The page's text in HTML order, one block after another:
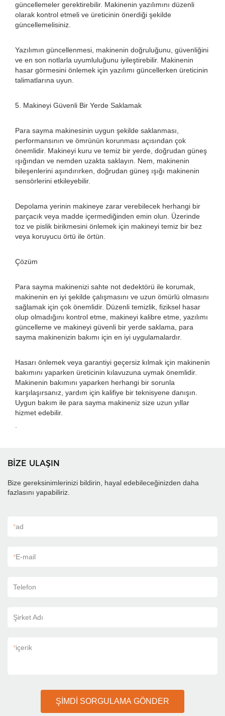
güncellemeler gerektirebilir. Makinenin yazılımını düzenli
olarak kontrol etmeli ve üreticinin önerdiği şekilde
güncellemelisiniz.
Yazılımın güncellenmesi, makinenin doğruluğunu, güvenliğini
ve en son notlarla uyumluluğunu iyileştirebilir. Makinenin
hasar görmesini önlemek için yazılımı güncellerken üreticinin
talimatlarına uyun.
5. Makineyi Güvenli Bir Yerde Saklamak
Para sayma makinesinin uygun şekilde saklanması,
performansının ve ömrünün korunması açısından çok
önemlidir. Makineyi kuru ve temiz bir yerde, doğrudan güneş
ışığından ve nemden uzakta saklayın. Nem, makinenin
bileşenlerini aşındırırken, doğrudan güneş ışığı makinenin
sensörlerini etkileyebilir.
Depolama yerinin makineye zarar verebilecek herhangi bir
parçacık veya madde içermediğinden emin olun. Üzerinde
toz ve pislik birikmesini önlemek için makineyi temiz bir bez
veya koruyucu örtü ile örtün.
Çözüm
Para sayma makinenizi sahte not dedektörü ile korumak,
makinenin en iyi şekilde çalışmasını ve uzun ömürlü olmasını
sağlamak için çok önemlidir. Düzenli temizlik, fiziksel hasar
olup olmadığını kontrol etme, makineyi kalibre etme, yazılımı
güncelleme ve makineyi güvenli bir yerde saklama, para
sayma makinenizin bakımı için en iyi uygulamalardır.
Hasarı önlemek veya garantiyi geçersiz kılmak için makinenin
bakımını yaparken üreticinin kılavuzuna uymak önemlidir.
Makinenin bakımını yaparken herhangi bir sorunla
karşılaşırsanız, yardım için kalifiye bir teknisyene danışın.
Uygun bakım ile para sayma makineniz size uzun yıllar
hizmet edebilir.
BİZE ULAŞIN
Bize gereksinimlerinizi bildirin, hayal edebileceğinizden daha
fazlasını yapabiliriz.
*ad
*E-mail
Telefon
Şirket Adı
*içerik
ŞİMDİ SORGULAMA GÖNDER